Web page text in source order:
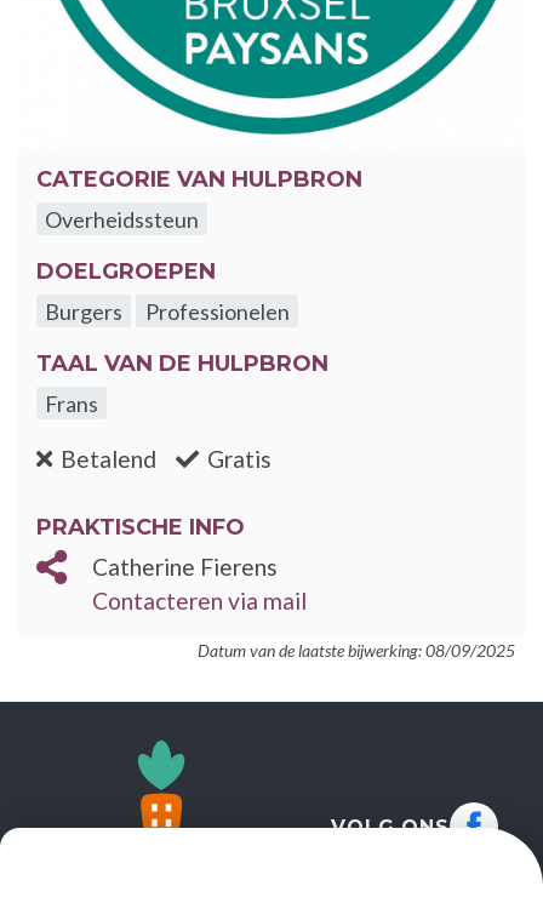
CATEGORIE VAN HULPBRON
Overheidssteun
DOELGROEPEN
Burgers
Professionelen
TAAL VAN DE HULPBRON
Frans
Betalend :nee Gratis
PRAKTISCHE INFO
Catherine Fierens
Contacteren via mail
Datum van de laatste bijwerking: 08/09/2025
VOLG ONS